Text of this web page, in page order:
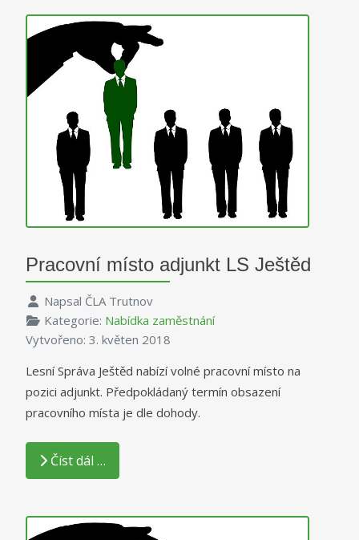
Pracovní místo adjunkt LS Ještěd
Napsal ČLA Trutnov
Kategorie: Nabídka zaměstnání
Vytvořeno: 3. květen 2018
Lesní Správa Ještěd nabízí volné pracovní místo na
pozici adjunkt. Předpokládaný termín obsazení
pracovního místa je dle dohody.
Číst dál …